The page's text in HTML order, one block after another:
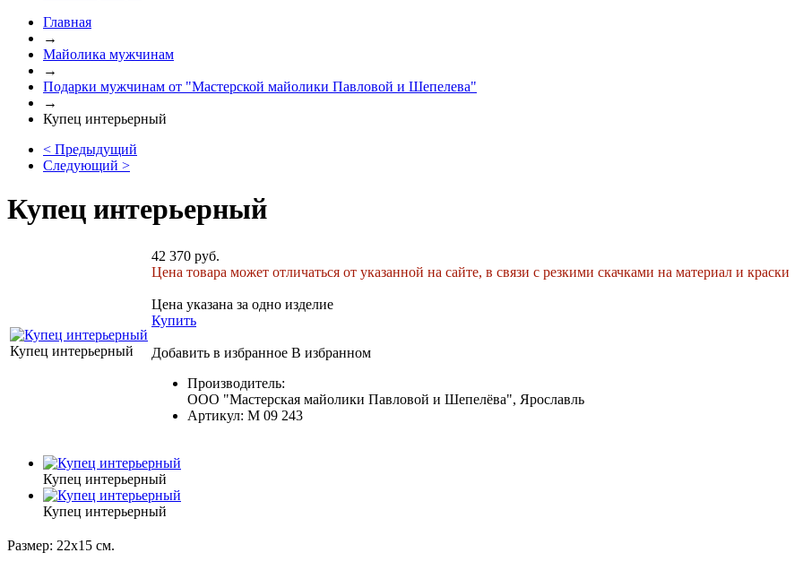
Главная
→
Майолика мужчинам
→
Подарки мужчинам от "Мастерской майолики Павловой и Шепелева"
→
Купец интерьерный
< Предыдущий
Следующий >
Купец интерьерный
Купец интерьерный
42 370 руб.
Цена товара может отличаться от указанной на сайте, в связи с резкими скачками на материал и краски
Цена указана за одно изделие
Купить
Добавить в избранное В избранном
Производитель:
ООО "Мастерская майолики Павловой и Шепелёва", Ярославль
Артикул: М 09 243
Купец интерьерный
Купец интерьерный
Размер: 22х15 см.